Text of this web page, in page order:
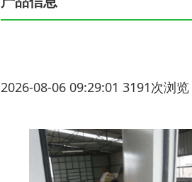
2026-08-06 09:29:01 3191次浏览